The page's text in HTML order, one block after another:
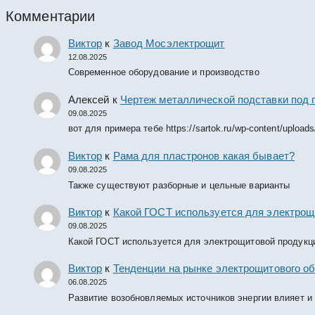
Комментарии
Виктор к Завод Мосэлектрощит
12.08.2025
Современное оборудование и производство
Алексей к Чертеж металлической подставки
09.08.2025
вот для примера тебе https://sartok.ru/wp-content/
Виктор к Рама для пластронов какая бывает?
09.08.2025
Также существуют разборные и цельные варианты
Виктор к Какой ГОСТ используется для
09.08.2025
Какой ГОСТ используется для электрощитовой
Виктор к Тенденции на рынке электрощитового
06.08.2025
Развитие возобновляемых источников энергии влияет